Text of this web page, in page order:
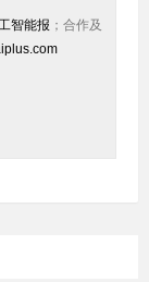
智能报 ；合作及